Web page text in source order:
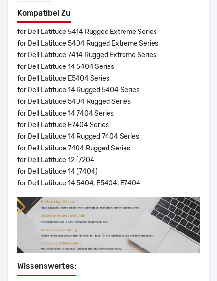
Kompatibel Zu
for Dell Latitude 5414 Rugged Extreme Series
for Dell Latitude 5404 Rugged Extreme Series
for Dell Latitude 7414 Rugged Extreme Series
for Dell Latitude 14 5404 Series
for Dell Latitude E5404 Series
for Dell Latitude 14 Rugged 5404 Series
for Dell Latitude 5404 Rugged Series
for Dell Latitude 14 7404 Series
for Dell Latitude E7404 Series
for Dell Latitude 14 Rugged 7404 Series
for Dell Latitude 7404 Rugged Series
for Dell Latitude 12 (7204
for Dell Latitude 14 (7404)
for Dell Latitude 14 5404, E5404, E7404
Wissenswertes: